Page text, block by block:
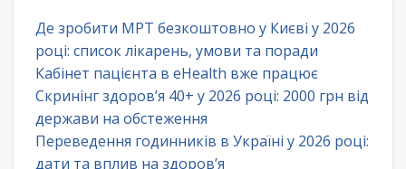
Де зробити МРТ безкоштовно у Києві у 2026
році: список лікарень, умови та поради
Кабінет пацієнта в eHealth вже працює
Скринінг здоров’я 40+ у 2026 році: 2000 грн від
держави на обстеження
Переведення годинників в Україні у 2026 році:
дати та вплив на здоров’я